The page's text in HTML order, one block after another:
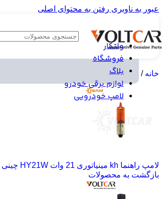
عبور به ناوبری رفتن به محتوای اصلی
ولتکار
فروشگاه
بلاگ
لوازم برقی خودرو
لامپ خودرویی
خانه/ قطعات خودرو
لامپ راهنما kh مینیاتوری 21 وات HY21W چینی
بازگشت به محصولات